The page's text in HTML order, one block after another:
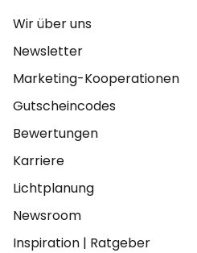
Wir über uns
Newsletter
Marketing-Kooperationen
Gutscheincodes
Bewertungen
Karriere
Lichtplanung
Newsroom
Inspiration | Ratgeber